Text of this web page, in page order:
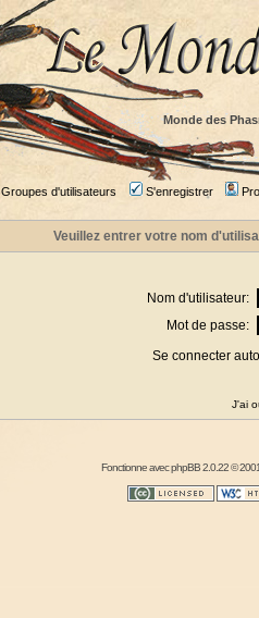
Monde des
Groupes d'utilisateurs S'enregistrer
Veuillez entrer votre nom
Nom d'utilisateur:
Mot de passe:
Se connecter
J'ai
Fonctionne avecphpBB2.0.22 ©